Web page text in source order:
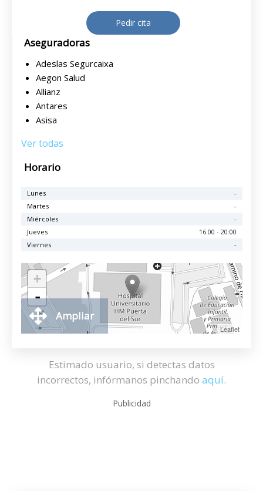
Pedir cita
Aseguradoras
Adeslas Segurcaixa
Aegon Salud
Allianz
Antares
Asisa
Ver todas
Horario
Lunes
-
Martes
-
Miércoles
-
Jueves
16:00 - 20:00
Viernes
-
+
-
Leaflet
Ampliar
Estimado usuario, si detectas datos
incorrectos, infórmanos pinchando aquí.
Publicidad